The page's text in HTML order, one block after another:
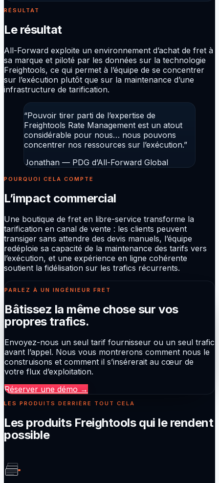
RÉSULTAT
Le résultat
All-Forward exploite un environnement d’achat de fret à
sa marque et piloté par les données sur la technologie
Freightools, ce qui permet à l’équipe de se concentrer
sur l’exécution plutôt que sur la maintenance d’une
infrastructure de tarification.
“Pouvoir tirer parti de l’expertise de
Freightools Rate Management est un atout
considérable pour nous… nous pouvons
concentrer nos ressources sur l’exécution.”
Jonathan — PDG d’All-Forward Global
POURQUOI CELA COMPTE
L’impact commercial
Une boutique de fret en libre-service transforme la
tarification en canal de vente : les clients peuvent
transiger sans attendre des devis manuels, l’équipe
redéploie sa capacité de la maintenance des tarifs vers
l’exécution, et une expérience en ligne cohérente
soutient la fidélisation sur les trafics récurrents.
PARLEZ À UN INGÉNIEUR FRET
Bâtissez la même chose sur vos
propres trafics.
Envoyez-nous un seul tarif fournisseur ou un seul trafic
avant l’appel. Nous vous montrerons comment nous le
construisons et comment il s’insérerait au cœur de
votre flux d’exploitation.
Réserver une démo →
LES PRODUITS DERRIÈRE TOUT CELA
Les produits Freightools qui le rendent
possible